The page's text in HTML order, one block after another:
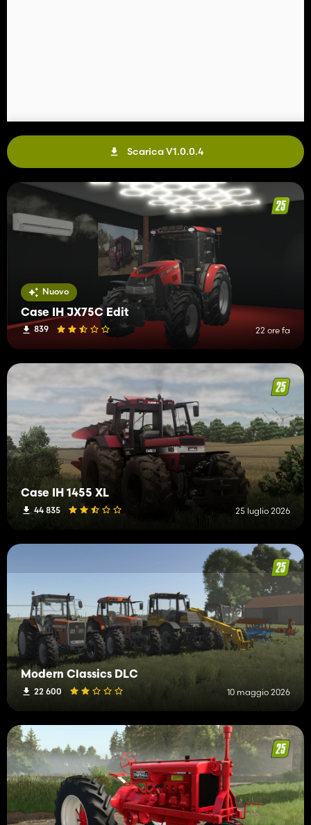
Scarica V1.0.0.4
Nuovo
Case IH JX75C Edit
839 22 ore fa
Case IH 1455 XL
44 835 25 luglio 2026
Modern Classics DLC
22 600 10 maggio 2026